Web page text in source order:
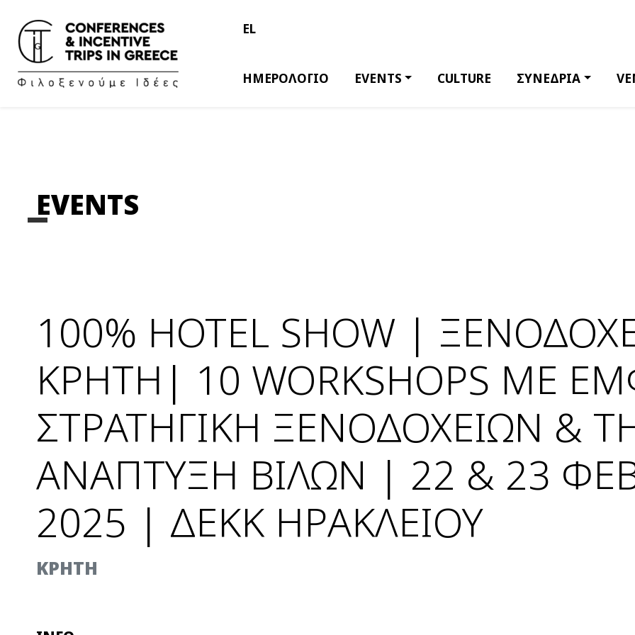
EL
ΗΜΕΡΟΛΟΓΙΟ EVENTS CULTURE ΣΥΝΕΔΡΙΑ
EVENTS
100% HOTEL SHOW |
ΚΡΗΤΗ| 10 WORKSHOPS ΜΕ
ΣΤΡΑΤΗΓΙΚΗ ΞΕΝΟΔΟΧΕΙΩΝ &
ΑΝΑΠΤΥΞΗ ΒΙΛΩΝ | 22 & 23
2025 | ΔΕΚΚ ΗΡΑΚΛΕΙΟΥ
ΚΡΗΤΗ